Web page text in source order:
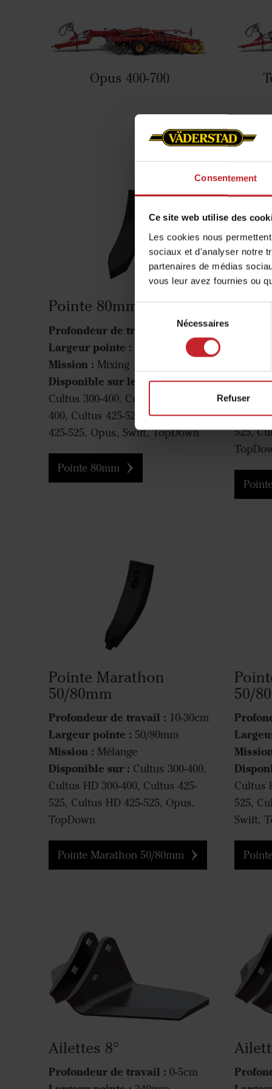
Consentement
Ce site web utilise des
Les cookies nous
sociaux et d'analyser notre
partenaires de médias
vous leur avez fournies ou
consentement
Nécessaires
Refuser
Opus 400-700
Pointe 80mm
Profondeur de travail : 10-25cm
Largeur pointe :
Mission : Mixing
Disponible sur les machines:
Cultus 300-400, Cultus HD 300-
400, Cultus 425-525, Cultus HD
425-525, Opus, Swift, TopDown
Pointe 80mm
Cultus
525,
Pointe Marathon
50/80mm
Profondeur de travail : 10-30cm
Largeur pointe : 50/80mm
Mission : Mélange
Disponible sur : Cultus 300-400,
Cultus HD 300-400, Cultus 425-
525, Cultus HD 425-525, Opus,
TopDown
Pointe Marathon 50/80mm
50/
Cultus
525,
Swift,
Pointe
Ailettes 8°
Profondeur de travail : 0-5cm